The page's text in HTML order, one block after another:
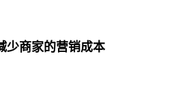
商家的营销成本